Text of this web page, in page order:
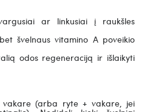
ar linkusiai į raukšles
švelnaus vitamino A poveikio
odos regeneraciją ir išlaikyti
vakare (arba ryte + vakare, jei